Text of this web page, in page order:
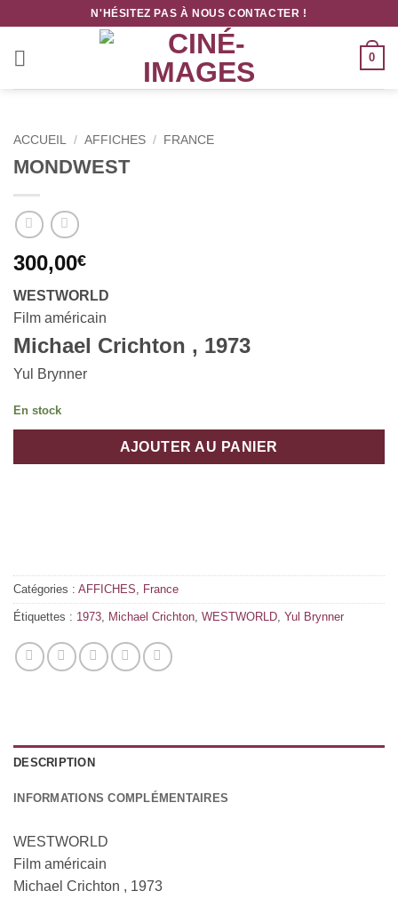
contenu
N'HÉSITEZ PAS À NOUS CONTACTER !
0
ACCUEIL / AFFICHES / FRANCE
MONDWEST
300,00€
WESTWORLD
Film américain
Michael Crichton , 1973
Yul Brynner
En stock
AJOUTER AU PANIER
Catégories : AFFICHES France
Étiquettes : 1973 Michael Crichton WESTWORLD Yul Brynner
DESCRIPTION
INFORMATIONS COMPLÉMENTAIRES
WESTWORLD
Film américain
Michael Crichton , 1973